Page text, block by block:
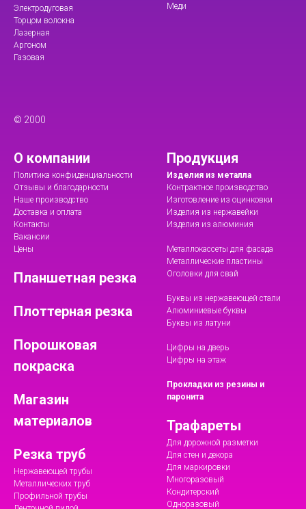
Электродуговая
Торцом волокна
Лазерная
Аргоном
Газовая
© 2000
Меди
О компании
Политика конфиденциальности
Отзывы и благодарности
Наше производство
Доставка и оплата
Контакты
Вакансии
Цены
Планшетная резка
Плоттерная резка
Порошковая
покраска
Магазин
материалов
Резка труб
Нержавеющей трубы
Металлических труб
Профильной трубы
Продукция
Изделия из металла
Контрактное производство
Изготовление из оцинковки
Изделия из нержавейки
Изделия из алюминия
Металлокассеты для фасада
Металлические пластины
Оголовки для свай
Буквы из нержавеющей стали
Алюминиевые буквы
Буквы из латуни
Цифры на дверь
Цифры на этаж
Прокладки из резины и
паронита
Трафареты
Для дорожной разметки
Для стен и декора
Для маркировки
Многоразовый
Кондитерский
Одноразовый